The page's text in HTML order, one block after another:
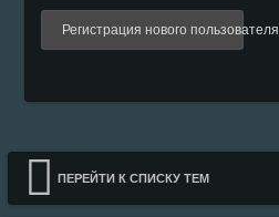
Регистрация нового пользователя
ПЕРЕЙТИ К СПИСКУ ТЕМ